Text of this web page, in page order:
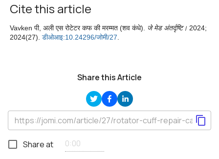
Cite this article
Vavken पी, अली एस रोटेटर कफ की मरम्मत (शव कंधे). जे मेड अंतर्दृष्टि। 2024;
2024(27). डीओआइ:10.24296/जोमी/27.
Share this Article
Share at